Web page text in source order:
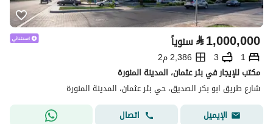
⃁1,000,000 سنوياً
1
3
2,386 م2
مكتب للإيجار في بئر عثمان، المدينة المنورة
شارع طريق ابو بكر الصديق، حي بئر عثمان، المدينة المنورة
الإيميل
اتصال